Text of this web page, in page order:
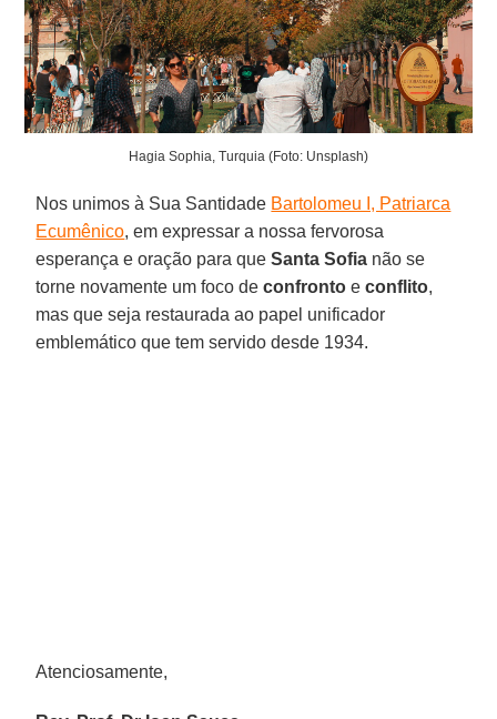
Hagia Sophia, Turquia (Foto: Unsplash)
Nos unimos à Sua Santidade Bartolomeu I, Patriarca
Ecumênico, em expressar a nossa fervorosa
esperança e oração para queSanta Sofia não se
torne novamente um foco deconfronto econflito,
mas que seja restaurada ao papel unificador
emblemático que tem servido desde 1934.
Atenciosamente,